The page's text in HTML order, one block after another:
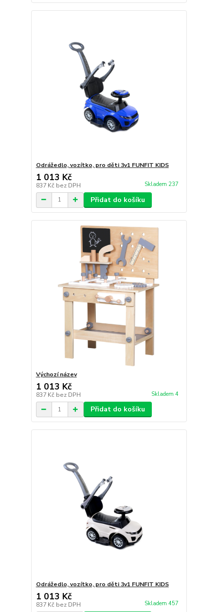
Odrážedlo, vozítko, pro děti 3v1 FUNFIT KIDS
1 013 Kč
837 Kč bez DPH Skladem 237
Přidat do košíku
Výchozí název
1 013 Kč
837 Kč bez DPH Skladem 4
Přidat do košíku
Odrážedlo, vozítko, pro děti 3v1 FUNFIT KIDS
1 013 Kč
837 Kč bez DPH Skladem 457